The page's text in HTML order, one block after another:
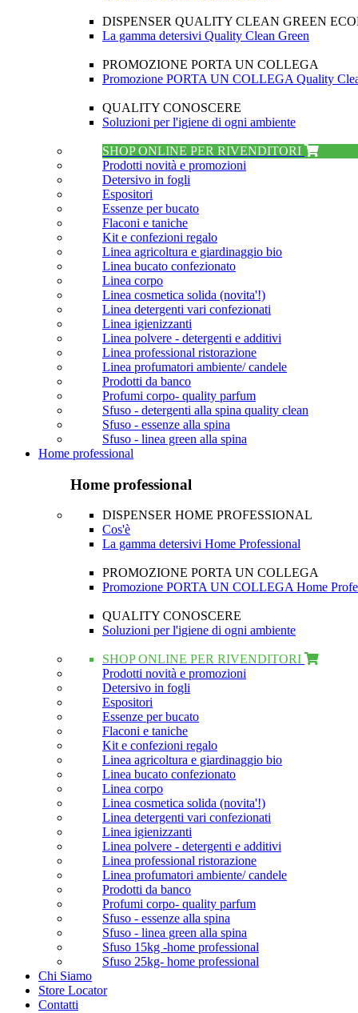
DISPENSER QUALITY CLEAN GREEN
La gamma detersivi Quality Clean Green
PROMOZIONE PORTA UN COLLEGA
Promozione PORTA UN COLLEGA Quality
QUALITY CONOSCERE
Soluzioni per l'igiene di ogni ambiente
SHOP ONLINE PER RIVENDITORI
Prodotti novità e promozioni
Detersivo in fogli
Espositori
Essenze per bucato
Flaconi e taniche
Kit e confezioni regalo
Linea agricoltura e giardinaggio bio
Linea bucato confezionato
Linea corpo
Linea cosmetica solida (novita'!)
Linea detergenti vari confezionati
Linea igienizzanti
Linea polvere - detergenti e additivi
Linea professional ristorazione
Linea profumatori ambiente/ candele
Prodotti da banco
Profumi corpo- quality parfum
Sfuso - detergenti alla spina quality clean
Sfuso - essenze alla spina
Sfuso - linea green alla spina
Home professional
Home professional
DISPENSER HOME PROFESSIONAL
Cos'è
La gamma detersivi Home Professional
PROMOZIONE PORTA UN COLLEGA
Promozione PORTA UN COLLEGA Home
QUALITY CONOSCERE
Soluzioni per l'igiene di ogni ambiente
SHOP ONLINE PER RIVENDITORI
Prodotti novità e promozioni
Detersivo in fogli
Espositori
Essenze per bucato
Flaconi e taniche
Kit e confezioni regalo
Linea agricoltura e giardinaggio bio
Linea bucato confezionato
Linea corpo
Linea cosmetica solida (novita'!)
Linea detergenti vari confezionati
Linea igienizzanti
Linea polvere - detergenti e additivi
Linea professional ristorazione
Linea profumatori ambiente/ candele
Prodotti da banco
Profumi corpo- quality parfum
Sfuso - essenze alla spina
Sfuso - linea green alla spina
Sfuso 15kg -home professional
Sfuso 25kg- home professional
Chi Siamo
Store Locator
Contatti